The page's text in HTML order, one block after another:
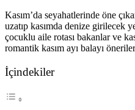
Kasım’da seyahatlerinde öne
uzatıp kasımda denize girilecek
çocuklu aile rotası bakanlar ve
romantik kasım ayı balayı
İçindekiler